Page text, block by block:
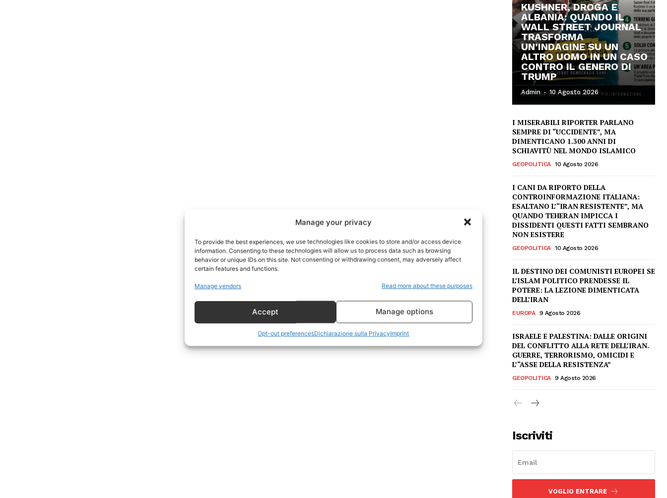
Geopolitica
Manage your privacy
To provide the best experiences, we use technologies like cookies to store and/or access device
information. Consenting to these technologies will allow us to process data such as browsing
behavior or unique IDs on this site. Not consenting or withdrawing consent, may adversely affect
certain features and functions.
Manage vendors Read more about these purposes
Accept Manage options
Opt-out preferencesDichiarazione sulla PrivacyImprint
KUSHNER, DROGA E
ALBANIA: QUANDO IL
WALL STREET JOURNAL
TRASFORMA
UN’INDAGINE SU UN
ALTRO UOMO IN UN CASO
CONTRO IL GENERO DI
TRUMP
Admin - 10 Agosto 2026
I MISERABILI RIPORTER PARLANO
SEMPRE DI “UCCIDENTE”, MA
DIMENTICANO 1.300 ANNI DI
SCHIAVITÙ NEL MONDO ISLAMICO
GEOPOLITICA 10 Agosto 2026
I CANI DA RIPORTO DELLA
CONTROINFORMAZIONE ITALIANA:
ESALTANO L’“IRAN RESISTENTE”, MA
QUANDO TEHERAN IMPICCA I
DISSIDENTI QUESTI FATTI SEMBRANO
NON ESISTERE
GEOPOLITICA 10 Agosto 2026
IL DESTINO DEI COMUNISTI EUROPEI SE
L’ISLAM POLITICO PRENDESSE IL
POTERE: LA LEZIONE DIMENTICATA
DELL’IRAN
EUROPA 9 Agosto 2026
ISRAELE E PALESTINA: DALLE ORIGINI
DEL CONFLITTO ALLA RETE DELL’IRAN.
GUERRE, TERRORISMO, OMICIDI E
L’“ASSE DELLA RESISTENZA”
GEOPOLITICA 9 Agosto 2026
Iscriviti
VOGLIO ENTRARE